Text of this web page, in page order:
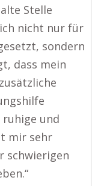
Stelle
nicht nur für
sondern
dass mein
und
mir sehr
schwierigen